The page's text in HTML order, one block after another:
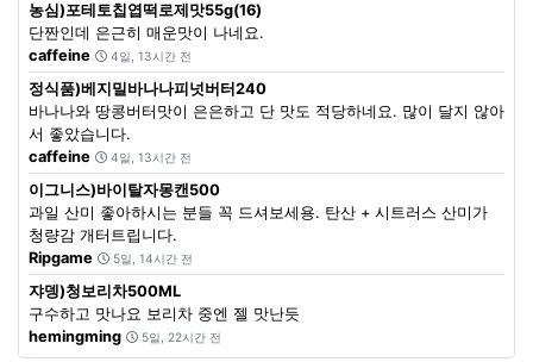
농심)포테토칩엽떡로제맛55g(16)
단짠인데 은근히 매운맛이 나네요.
caffeine
4일, 13시간 전
정식품)베지밀바나나피넛버터240
바나나와 땅콩버터맛이 은은하고 단 맛도 적당하네요. 많이 달지 않아
서 좋았습니다.
caffeine
4일, 13시간 전
이그니스)바이탈자몽캔500
과일 산미 좋아하시는 분들 꼭 드셔보세용. 탄산 + 시트러스 산미가
청량감 개터트립니다.
Ripgame
5일, 14시간 전
쟈뎅)청보리차500ML
구수하고 맛나요 보리차 중엔 젤 맛난듯
hemingming
5일, 22시간 전